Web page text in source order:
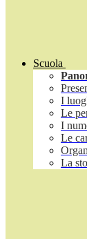
Scuola
I
Le
I
Le
La